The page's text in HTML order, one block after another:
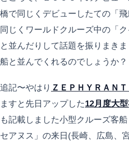
橋で同じくデビューしたての「
同じくワールドクルーズ中の「ク
と並んだりして話題を振りまき
船と並んでくれるのでしょうか？
追記〜やはり ＺＥＰＨＹＲＡＮ
ますと先日アップした12月度大
も記載しました小型クルーズ客
セアヌス」の来日(長崎、広島、